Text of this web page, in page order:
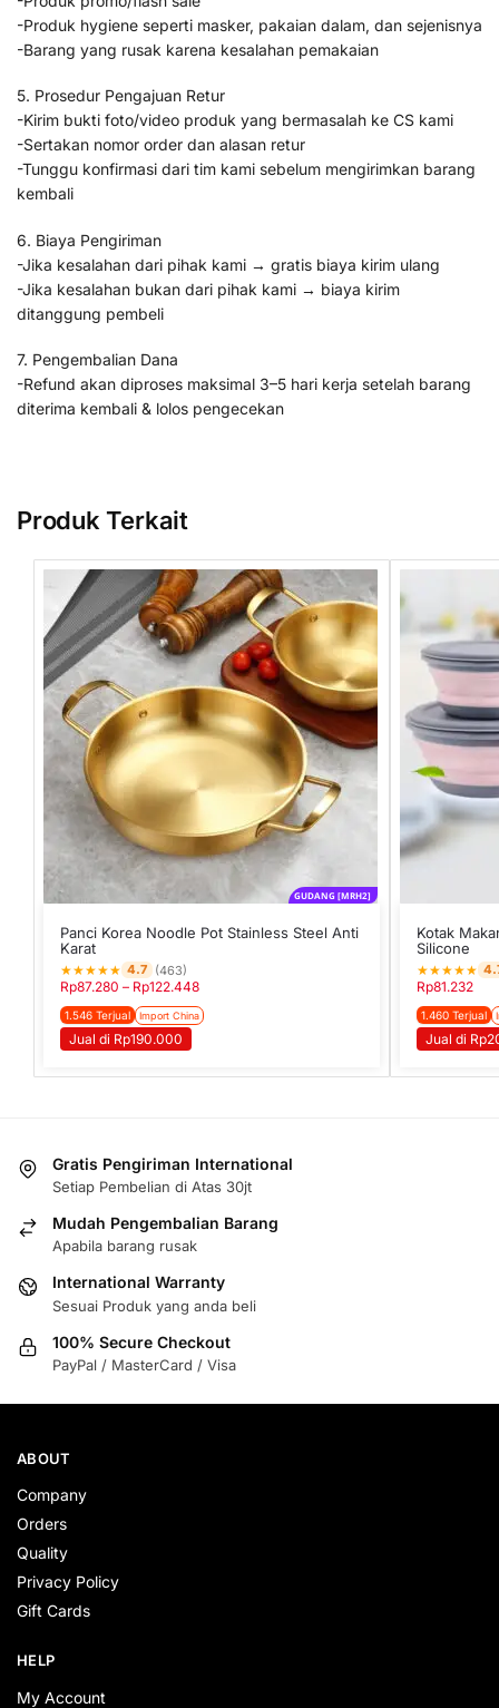
-Produk hygiene seperti masker, pakaian dalam, dan sejenisnya
-Barang yang rusak karena kesalahan pemakaian
5. Prosedur Pengajuan Retur
-Kirim bukti foto/video produk yang bermasalah ke CS kami
-Sertakan nomor order dan alasan retur
-Tunggu konfirmasi dari tim kami sebelum mengirimkan barang
kembali
6. Biaya Pengiriman
-Jika kesalahan dari pihak kami → gratis biaya kirim ulang
-Jika kesalahan bukan dari pihak kami → biaya kirim
ditanggung pembeli
7. Pengembalian Dana
-Refund akan diproses maksimal 3–5 hari kerja setelah barang
diterima kembali & lolos pengecekan
Produk Terkait
GUDANG [MRH2]
Panci Korea Noodle Pot Stainless Steel Anti
Karat
★★★★★ 4.7 (463)
Rp87.280 – Rp122.448
1.546 Terjual Import China
Jual di Rp190.000
Kotak
Silicone
★★★★★
Rp81.232
1.460 Terjual
Jual di
Gratis Pengiriman International
Setiap Pembelian di Atas 30jt
Mudah Pengembalian Barang
Apabila barang rusak
International Warranty
Sesuai Produk yang anda beli
100% Secure Checkout
PayPal / MasterCard / Visa
ABOUT
Company
Orders
Quality
Privacy Policy
Gift Cards
HELP
My Account